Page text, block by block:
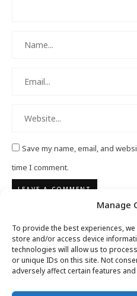
Manage
To provide the best experiences,
store and/or access device
technologies will allow us to
or unique IDs on this site. Not
adversely affect certain features
Save my name, email, and
time I comment.